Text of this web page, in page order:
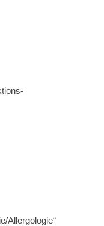
Allergologie“